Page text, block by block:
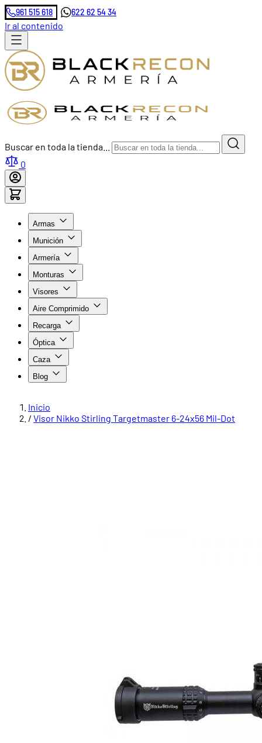
961 515 618 622 62 54 34
Ir al contenido
Buscar en toda la tienda...
0
Armas
Munición
Armería
Monturas
Visores
Aire Comprimido
Recarga
Óptica
Caza
Blog
Inicio
/ Visor Nikko Stirling Targetmaster 6-24x56 Mil-Dot